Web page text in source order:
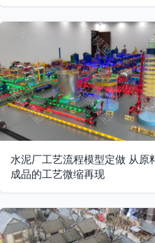
水泥厂工艺流程模型定做 从原
成品的工艺微缩再现